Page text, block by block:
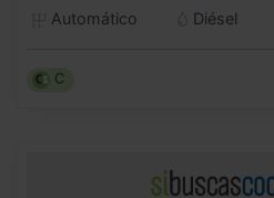
Automático
Diésel
C